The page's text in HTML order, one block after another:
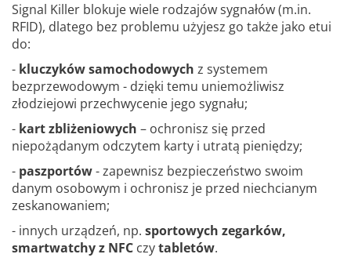
Signal Killer blokuje wiele rodzajów sygnałów (m.in.
RFID), dlatego bez problemu użyjesz go także jako etui
do:
- kluczyków samochodowych z systemem
bezprzewodowym - dzięki temu uniemożliwisz
złodziejowi przechwycenie jego sygnału;
- kart zbliżeniowych – ochronisz się przed
niepożądanym odczytem karty i utratą pieniędzy;
- paszportów- zapewnisz bezpieczeństwo swoim
danym osobowym i ochronisz je przed niechcianym
zeskanowaniem;
- innych urządzeń, np. sportowych zegarków,
smartwatchy z NFC czytabletów.